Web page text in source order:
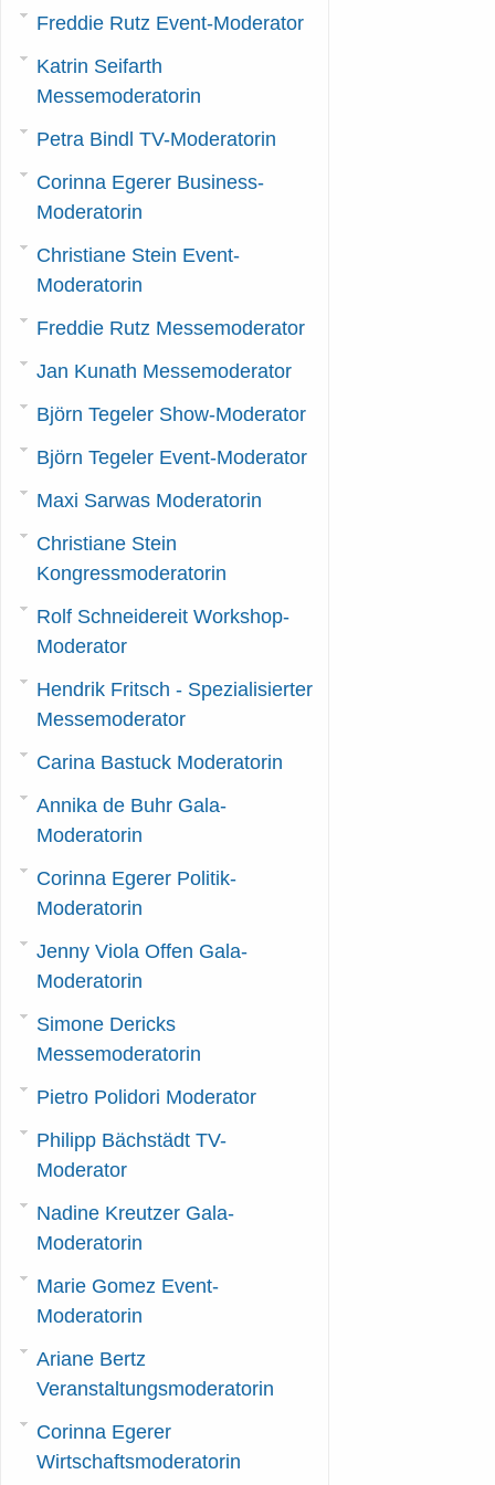
Weitere Informationen...
Weitere Informationen...
Freddie Rutz Event-Moderator
Katrin Seifarth
Messemoderatorin
Petra Bindl TV-Moderatorin
Corinna Egerer Business-
Moderatorin
Christiane Stein Event-
Moderatorin
Freddie Rutz Messemoderator
Jan Kunath Messemoderator
Björn Tegeler Show-Moderator
Björn Tegeler Event-Moderator
Maxi Sarwas Moderatorin
Christiane Stein
Kongressmoderatorin
Rolf Schneidereit Workshop-
Moderator
Hendrik Fritsch - Spezialisierter
Messemoderator
Carina Bastuck Moderatorin
Annika de Buhr Gala-
Moderatorin
Corinna Egerer Politik-
Moderatorin
Jenny Viola Offen Gala-
Moderatorin
Simone Dericks
Messemoderatorin
Pietro Polidori Moderator
Philipp Bächstädt TV-
Moderator
Nadine Kreutzer Gala-
Moderatorin
Marie Gomez Event-
Moderatorin
Ariane Bertz
Veranstaltungsmoderatorin
Corinna Egerer
Wirtschaftsmoderatorin